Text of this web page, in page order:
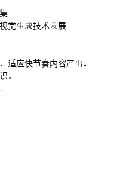
觉技术展
应快节奏内容产
